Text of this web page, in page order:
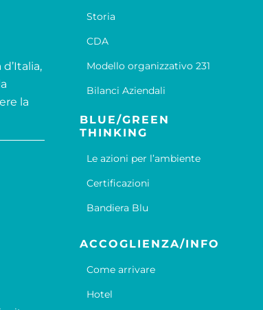
la
Storia
CDA
Modello organizzativo 231
Bilanci Aziendali
BLUE/GREEN
THINKING
Le azioni per l’ambiente
Certificazioni
Bandiera Blu
ACCOGLIENZA/INFO
Come arrivare
Hotel